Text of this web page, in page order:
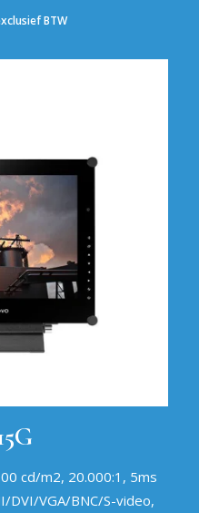
BTW
cd/m2, 20.000:1, 5ms
DVI/VGA/BNC/S-video,